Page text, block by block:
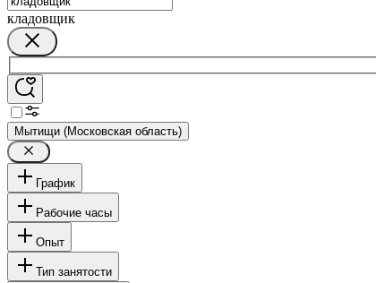
кладовщик
Мытищи (Московская область)
График
Рабочие часы
Опыт
Тип занятости